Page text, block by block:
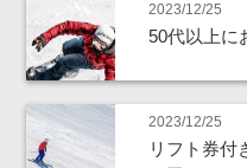
2023/12/25
50代以上に
2023/12/25
リフト券付